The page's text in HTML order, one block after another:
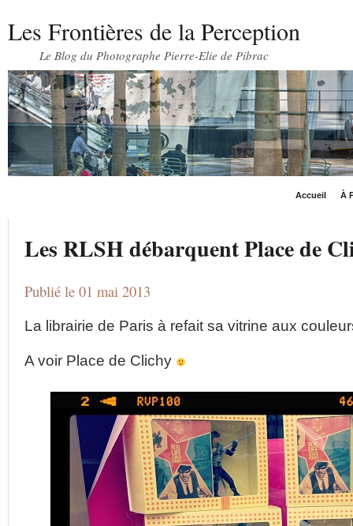
Les Frontières de la Perception
Le Blog du Photographe Pierre-Elie de Pibrac
Accueil À
Les RLSH débarquent Place de
Publié le 01 mai 2013
La librairie de Paris à refait sa vitrine aux
A voir Place de Clichy